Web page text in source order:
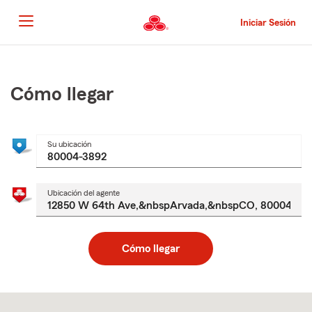
al
contenido
principal
Iniciar Sesión
principal
Cómo llegar
Su ubicación
Ubicación del agente
Cómo llegar
to